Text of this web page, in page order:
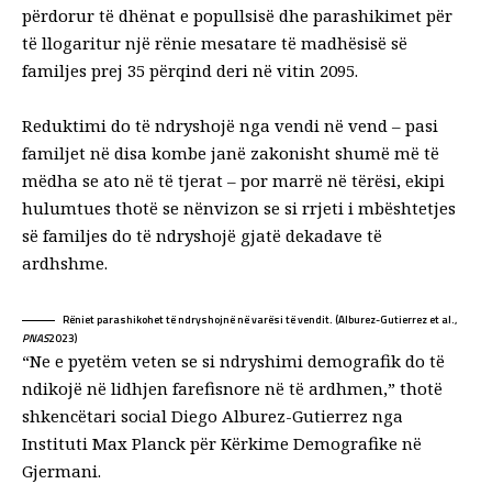
përdorur të dhënat e popullsisë dhe parashikimet për
të llogaritur një rënie mesatare të madhësisë së
familjes prej 35 përqind deri në vitin 2095.
Reduktimi do të ndryshojë nga vendi në vend – pasi
familjet në disa kombe janë zakonisht shumë më të
mëdha se ato në të tjerat – por marrë në tërësi, ekipi
hulumtues thotë se nënvizon se si rrjeti i mbështetjes
së familjes do të ndryshojë gjatë dekadave të
ardhshme.
Rëniet parashikohet të ndryshojnë në varësi të vendit. (Alburez-Gutierrez et al.,
PNAS2023)
“Ne e pyetëm veten se si ndryshimi demografik do të
ndikojë në lidhjen farefisnore në të ardhmen,” thotë
shkencëtari social Diego Alburez-Gutierrez nga
Instituti Max Planck për Kërkime Demografike në
Gjermani.